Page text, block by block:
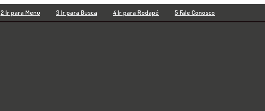
2 Ir para Menu 3 Ir para Busca 4 Ir para Rodapé 5 Fale Conosco